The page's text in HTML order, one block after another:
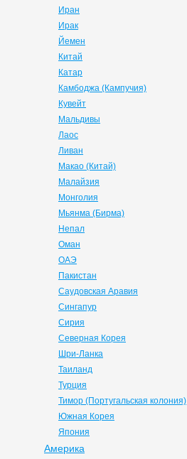
Иран
Ирак
Йемен
Китай
Катар
Камбоджа (Кампучия)
Кувейт
Мальдивы
Лаос
Ливан
Макао (Китай)
Малайзия
Монголия
Мьянма (Бирма)
Непал
Оман
ОАЭ
Пакистан
Саудовская Аравия
Сингапур
Сирия
Северная Корея
Шри-Ланка
Таиланд
Турция
Тимор (Португальская колония)
Южная Корея
Япония
Америка